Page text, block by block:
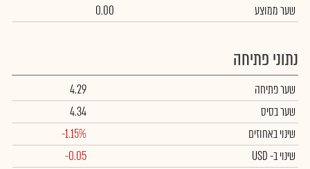
שער ממוצע
0.00
נתוני פתיחה
שער פתיחה
4.29
שער בסיס
4.34
שינוי באחוזים
-1.15%
שינויב- USD
-0.05